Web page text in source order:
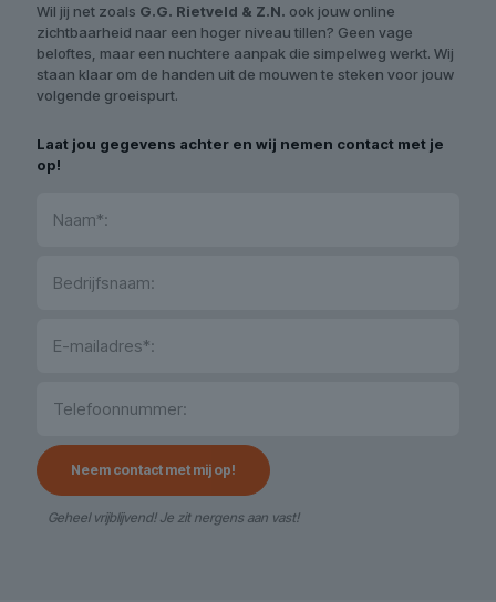
Wil jij net zoals G.G. Rietveld & Z.N. ook jouw online
zichtbaarheid naar een hoger niveau tillen? Geen vage
beloftes, maar een nuchtere aanpak die simpelweg werkt. Wij
staan klaar om de handen uit de mouwen te steken voor jouw
volgende groeispurt.
Laat jou gegevens achter en wij nemen contact met je
op!
Geheel vrijblijvend! Je zit nergens aan vast!